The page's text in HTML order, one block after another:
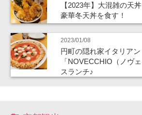
【2023年】大混雑の天
豪華冬天丼を食す！
2023/01/08
円町の隠れ家イタリアン
「NOVECCHIO（ノヴ
スランチ♪